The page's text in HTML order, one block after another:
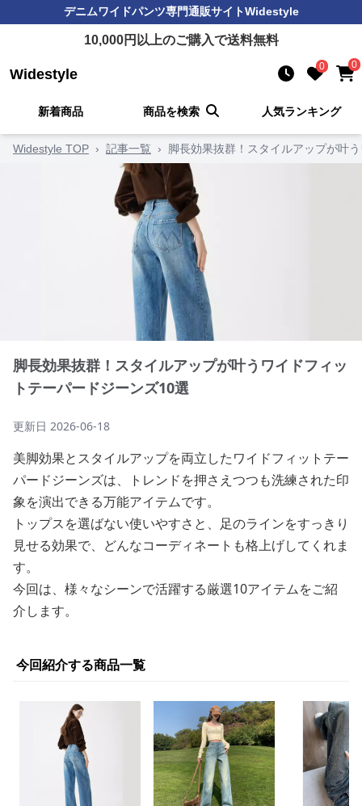
デニムワイドパンツ専門通販サイトWidestyle
10,000円以上のご購入で送料無料
Widestyle 0 0
新着商品 商品を検索 人気ランキング
Widestyle TOP › 記事一覧 › 脚長効果抜群！スタイルアップが叶
脚長効果抜群！スタイルアップが叶うワイドフィッ
トテーパードジーンズ10選
更新日 2026-06-18
美脚効果とスタイルアップを両立したワイドフィットテー
パードジーンズは、トレンドを押さえつつも洗練された印
象を演出できる万能アイテムです。
トップスを選ばない使いやすさと、足のラインをすっきり
見せる効果で、どんなコーディネートも格上げしてくれま
す。
今回は、様々なシーンで活躍する厳選10アイテムをご紹
介します。
今回紹介する商品一覧